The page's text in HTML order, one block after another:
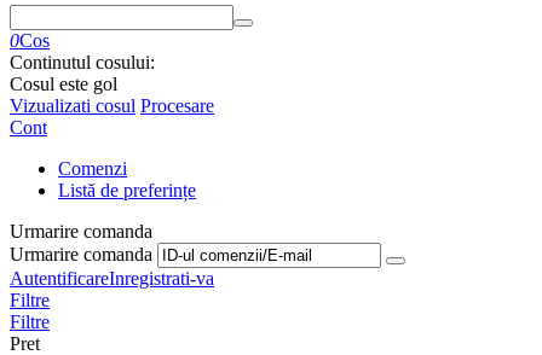
0Cos
Continutul cosului:
Cosul este gol
Vizualizati cosul Procesare
Cont
Comenzi
Listă de preferințe
Urmarire comanda
Urmarire comanda
AutentificareInregistrati-va
Filtre
Filtre
Pret